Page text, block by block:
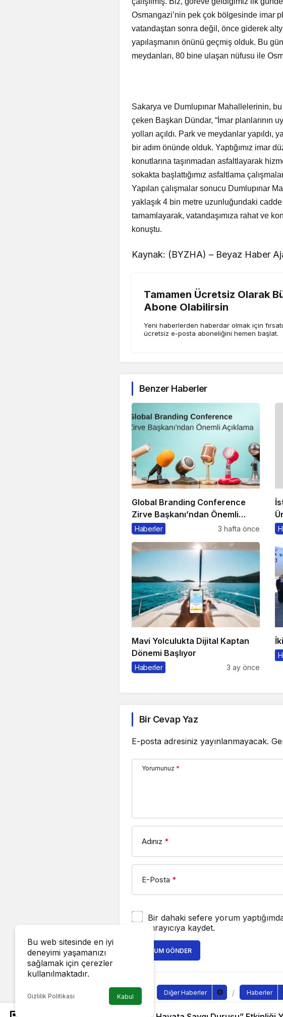
Osmangazi’nin pek çok bölgesinde imar
vatandaştan sonra değil, önce giderek
yapılaşmanın önünü geçmiş olduk. Bu gün
meydanları, 80 bine ulaşan nüfusu ile
Sakarya ve Dumlupınar Mahallelerinin,
çeken Başkan Dündar, “İmar planlarının
yolları açıldı. Park ve meydanlar yapıldı,
bir adım önünde olduk. Yaptığımız imar
konutlarına taşınmadan asfaltlayarak
sokakta başlattığımız asfaltlama
Yapılan çalışmalar sonucu Dumlupınar
yaklaşık 4 bin metre uzunluğundaki cadde
tamamlayarak, vatandaşımıza rahat ve
konuştu.
Kaynak: (BYZHA) – Beyaz Haber
Tamamen Ücretsiz Olarak
Abone Olabilirsin
Yeni haberlerden haberdar olmak için
ücretsiz e-posta aboneliğini hemen başlat.
Benzer Haberler
Global Branding Conference
Zirve Başkanı’ndan Önemli
Açıklama
Haberler 3 hafta önce
Mavi Yolculukta Dijital Kaptan
Dönemi Başlıyor
Haberler 3 ay önce
Bir Cevap Yaz
E-posta adresiniz yayınlanmayacak.
Yorumunuz *
Adınız *
E-Posta *
Bir dahaki sefere yorum
tarayıcıya kaydet.
YORUM GÖNDER
Diğer Haberler Haberler
Bu web sitesinde en iyi
deneyimi yaşamanızı
sağlamak için çerezler
kullanılmaktadır.
Gizlilik Politikası Kabul